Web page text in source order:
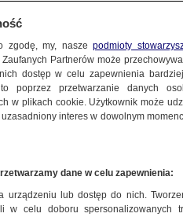
zgodę, my, naszepodmioty
Partnerów może
dostęp w celu zapewnienia
poprzez przetwarzanie danych
w plikach cookie. Użytkownik może
interes w dowolnym
dane w celu zapewnienia:
urządzeniu lub dostęp do nich.
w celu doboru spersonalizowanych